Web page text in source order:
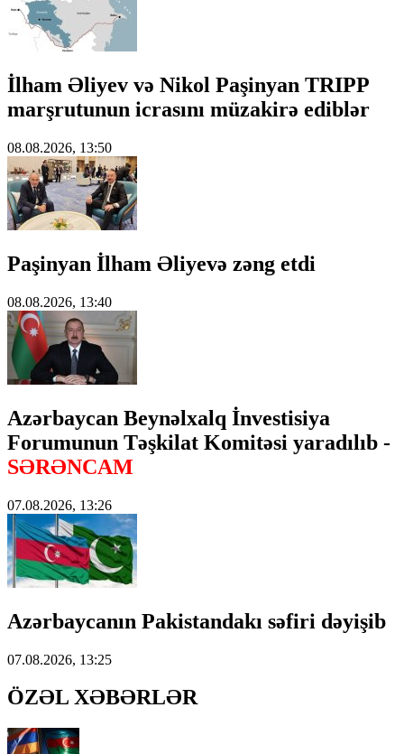
İlham Əliyev və Nikol Paşinyan TRIPP
marşrutunun icrasını müzakirə ediblər
08.08.2026, 13:50
Paşinyan İlham Əliyevə zəng etdi
08.08.2026, 13:40
Azərbaycan Beynəlxalq İnvestisiya
Forumunun Təşkilat Komitəsi yaradılıb -
SƏRƏNCAM
07.08.2026, 13:26
Azərbaycanın Pakistandakı səfiri dəyişib
07.08.2026, 13:25
ÖZƏL XƏBƏRLƏR